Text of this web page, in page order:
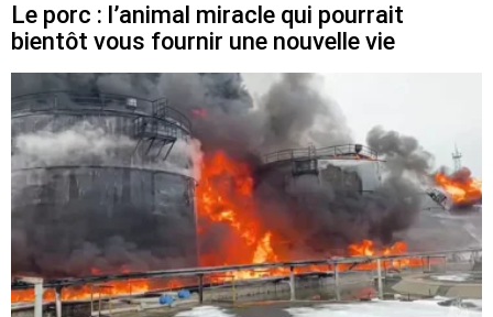
Le porc : l’animal miracle qui pourrait
bientôt vous fournir une nouvelle vie